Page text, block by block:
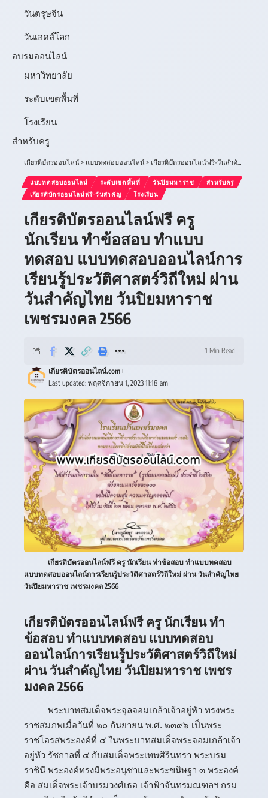
วันตรุษจีน
วันเอดส์โลก
อบรมออนไลน์
มหาวิทยาลัย
ระดับเขตพื้นที่
โรงเรียน
สำหรับครู
เกียรติบัตรออนไลน์> แบบทดสอบออนไลน์> เกียรติบัตรออนไลน์ฟรี-วันสำคัญ
แบบทดสอบออนไลน์ ระดับเขตพื้นที่ วันปิยมหาราช
สำหรับครู
เกียรติบัตรออนไลน์ฟรี-วันสำคัญ
โรงเรียน
เกียรติบัตรออนไลน์ฟรี ครู
นักเรียน ทำข้อสอบ ทำแบบ
ทดสอบ แบบทดสอบออนไลน์การ
เรียนรู้ประวัติศาสตร์วิถีใหม่ ผ่าน
วันสำคัญไทย วันปิยมหาราช
เพชรมงคล 2566
Last updated: พฤศจิกายน 1, 2023 11:18 am
เกียรติบัตรออนไลน์.com
1 Min Read
เกียรติบัตรออนไลน์ฟรี ครู นักเรียน ทำข้อสอบ ทำแบบทดสอบ
แบบทดสอบออนไลน์การเรียนรู้ประวัติศาสตร์วิถีใหม่ ผ่าน วันสำคัญไทย
วันปิยมหาราช เพชรมงคล 2566
เกียรติบัตรออนไลน์ฟรี ครู นักเรียน ทำ
ข้อสอบ ทำแบบทดสอบ แบบทดสอบ
ออนไลน์การเรียนรู้ประวัติศาสตร์วิถีใหม่
ผ่าน วันสำคัญไทย วันปิยมหาราช เพชร
มงคล 2566
พระบาทสมเด็จพระจุลจอมเกล้าเจ้าอยู่หัว ทรงพระ
ราชสมภพเมื่อวันที่ ๒๐ กันยายน พ.ศ. ๒๓๙๖ เป็นพระ
ราชโอรสพระองค์ที่ ๔ ในพระบาทสมเด็จพระจอมเกล้าเจ้า
อยู่หัว รัชกาลที่ ๔ กับสมเด็จพระเทพศิรินทรา พระบรม
ราชินี พระองค์ทรงมีพระอนุชาและพระขนิษฐา ๓ พระองค์
คือ สมเด็จพระเจ้าบรมวงศ์เธอ เจ้าฟ้าจันทรมณฑลฯ กรม